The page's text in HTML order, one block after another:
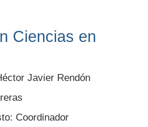
Ciencias en
Javier Rendón
Coordinador